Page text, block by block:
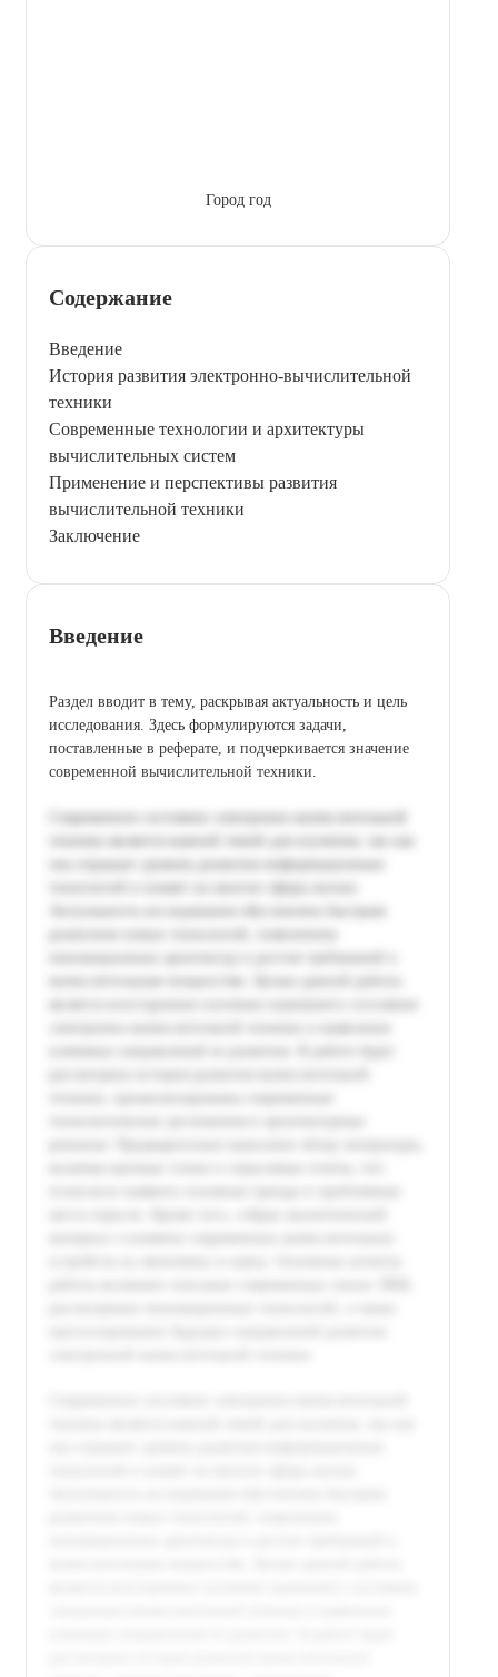
Город год
Содержание
Введение
История развития электронно-вычислительной
техники
Современные технологии и архитектуры
вычислительных систем
Применение и перспективы развития
вычислительной техники
Заключение
Введение
Раздел вводит в тему, раскрывая актуальность и цель
исследования. Здесь формулируются задачи,
поставленные в реферате, и подчеркивается значение
современной вычислительной техники.